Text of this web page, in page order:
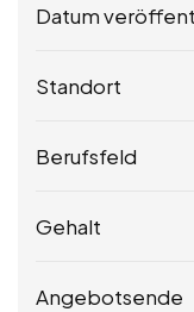
Datum
Standort
Berufsfeld
Gehalt
Angebotsende